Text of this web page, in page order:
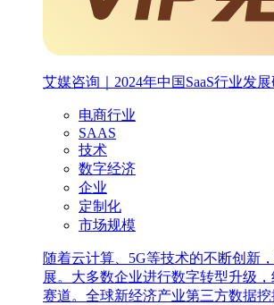
艾媒咨询｜2024年中国SaaS行业发
电商行业
SAAS
技术
数字经济
企业
定制化
市场规模
随着云计算、5G等技术的不断创新
展。大多数企业进行数字转型升级，
赛道。全球新经济产业第三方数据